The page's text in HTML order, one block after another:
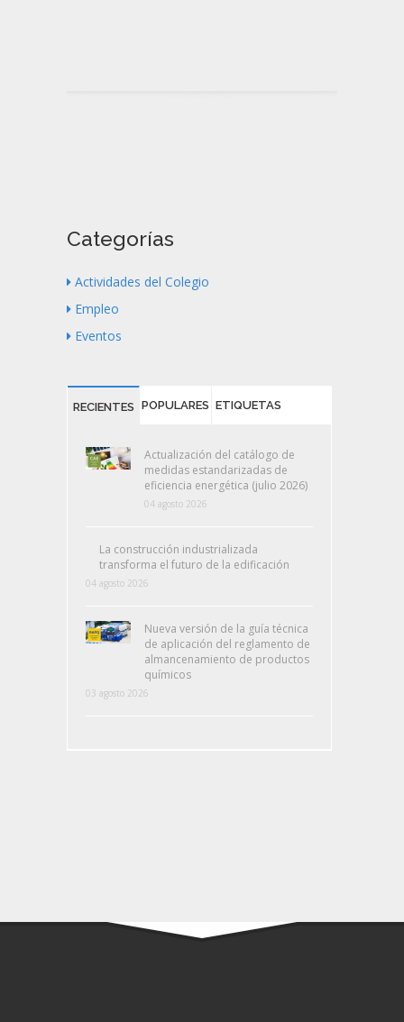
Categorías
Actividades del Colegio
Empleo
Eventos
RECIENTES POPULARES ETIQUETAS
Actualización del catálogo de
medidas estandarizadas de
eficiencia energética (julio 2026)
04 agosto 2026
La construcción industrializada
transforma el futuro de la edificación
04 agosto 2026
Nueva versión de la guía técnica
de aplicación del reglamento de
almancenamiento de productos
químicos
03 agosto 2026